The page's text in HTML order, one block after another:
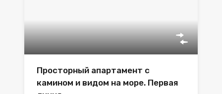
Просторный апартамент с
камином и видом на море. Первая